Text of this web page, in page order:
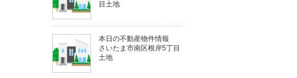
目土地
本日の不動産物件情報
さいたま市南区根岸5丁目
土地